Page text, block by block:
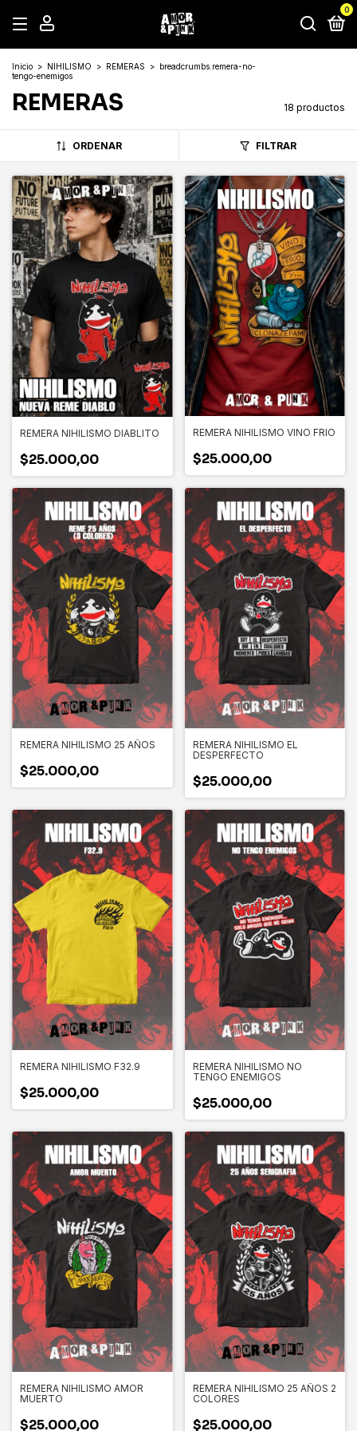
0
Inicio > NIHILISMO > REMERAS > breadcrumbs.remera-no-
tengo-enemigos
REMERAS 18 productos
ORDENAR FILTRAR
REMERA NIHILISMO DIABLITO
$25.000,00
REMERA NIHILISMO VINO FRIO
$25.000,00
REMERA NIHILISMO 25 AÑOS
$25.000,00
REMERA NIHILISMO EL
DESPERFECTO
$25.000,00
REMERA NIHILISMO F32.9
$25.000,00
REMERA NIHILISMO NO
TENGO ENEMIGOS
$25.000,00
REMERA NIHILISMO AMOR
MUERTO
$25.000,00
REMERA NIHILISMO 25 AÑOS 2
COLORES
$25.000,00